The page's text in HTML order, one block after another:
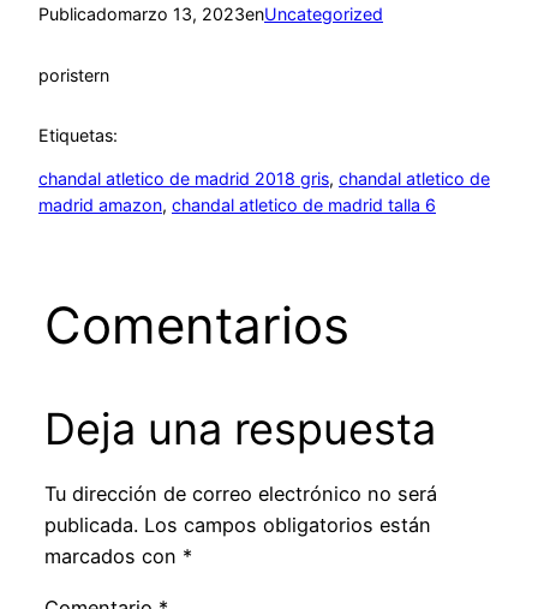
Publicadomarzo 13, 2023enUncategorized
poristern
Etiquetas:
chandal atletico de madrid 2018 gris, chandal atletico de
madrid amazon, chandal atletico de madrid talla 6
Comentarios
Deja una respuesta
Tu dirección de correo electrónico no será
publicada. Los campos obligatorios están
marcados con *